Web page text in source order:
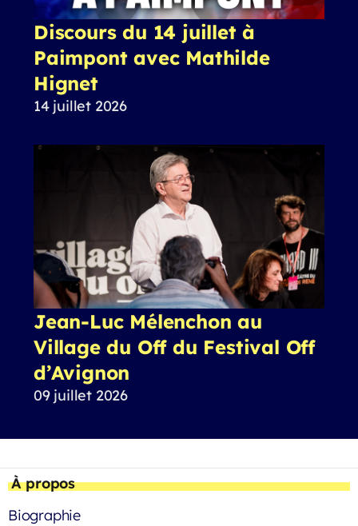
Discours du 14 juillet à
Paimpont avec Mathilde
Hignet
14 juillet 2026
Jean-Luc Mélenchon au
Village du Off du Festival Off
d’Avignon
09 juillet 2026
À propos
Biographie